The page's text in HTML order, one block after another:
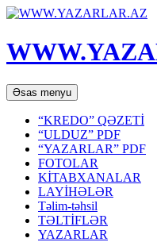
Axtar
Əsas menyu Mühtəviyyata
keç
“KREDO” QƏZETİ
“ULDUZ” PDF
“YAZARLAR” PDF
FOTOLAR
KİTABXANALAR
LAYİHƏLƏR
Təlim-təhsil
TƏLTİFLƏR
YAZARLAR